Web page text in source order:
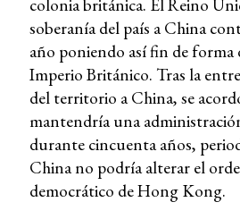
colonia británica. El Reino
soberanía del país a China
año poniendo así fin de forma
Imperio Británico. Tras la
del territorio a China, se
mantendría una
durante cincuenta años,
China no podría alterar el
democrático de Hong Kong.